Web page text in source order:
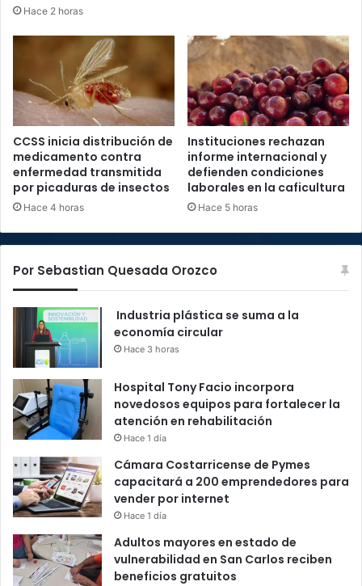
Hace 2 horas
CCSS inicia distribución de
medicamento contra
enfermedad transmitida
por picaduras de insectos
Hace 4 horas
Instituciones rechazan
informe internacional y
defienden condiciones
laborales en la caficultura
Hace 5 horas
Por Sebastian Quesada Orozco
Industria plástica se suma a la
economía circular
Hace 3 horas
Hospital Tony Facio incorpora
novedosos equipos para fortalecer la
atención en rehabilitación
Hace 1 día
Cámara Costarricense de Pymes
capacitará a 200 emprendedores para
vender por internet
Hace 1 día
Adultos mayores en estado de
vulnerabilidad en San Carlos reciben
beneficios gratuitos